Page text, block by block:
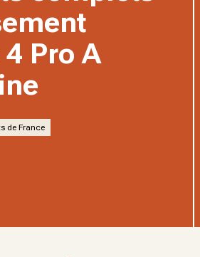
Pro A
de France